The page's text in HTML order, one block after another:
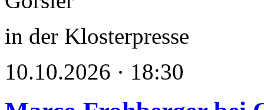
in der Klosterpresse
10.10.2026 · 18:30